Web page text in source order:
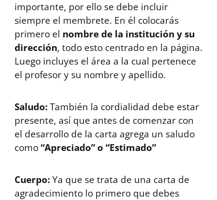
importante, por ello se debe incluir
siempre el membrete. En él colocarás
primero el nombre de la institución y su
dirección, todo esto centrado en la página.
Luego incluyes el área a la cual pertenece
el profesor y su nombre y apellido.
Saludo:También la cordialidad debe estar
presente, así que antes de comenzar con
el desarrollo de la carta agrega un saludo
como“Apreciado” o “Estimado”
Cuerpo:Ya que se trata de una carta de
agradecimiento lo primero que debes